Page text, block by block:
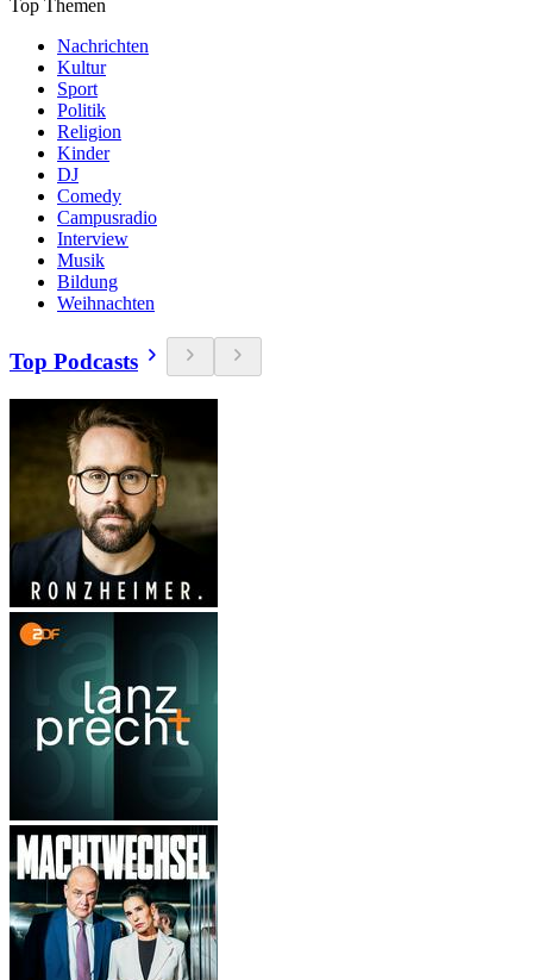
Top Themen
Nachrichten
Kultur
Sport
Politik
Religion
Kinder
DJ
Comedy
Campusradio
Interview
Musik
Bildung
Weihnachten
Top Podcasts